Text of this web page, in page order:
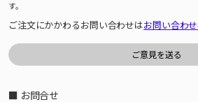
す。
ご注文にかかわるお問い合わせはお問い合わ
■ お問合せ